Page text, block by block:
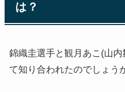
は？
錦織圭選手と観月あこ(山
て知り合われたのでしょう